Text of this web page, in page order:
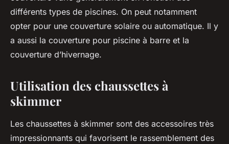
différents types de piscines. On peut notamment
opter pour une couverture solaire ou automatique. Il y
a aussi la couverture pour piscine à barre et la
couverture d’hivernage.
Utilisation des chaussettes à
skimmer
Les chaussettes à skimmer sont des accessoires très
impressionnants qui favorisent le rassemblement des